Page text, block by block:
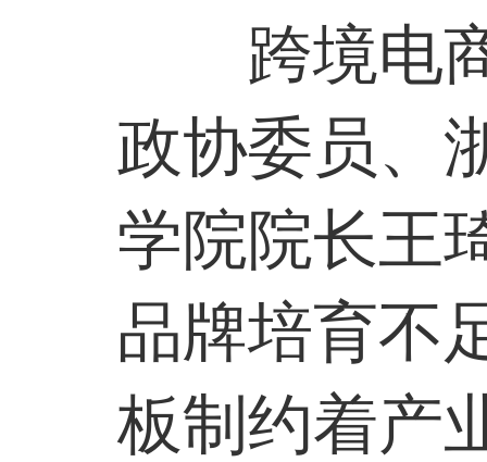
跨境电
政协委员、
学院院长王
品牌培育不
板制约着产